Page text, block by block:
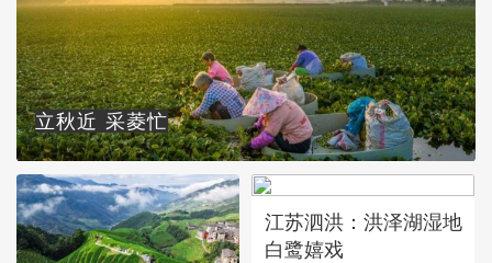
立秋近 采菱忙
江苏泗洪：洪泽湖湿地
白鹭嬉戏